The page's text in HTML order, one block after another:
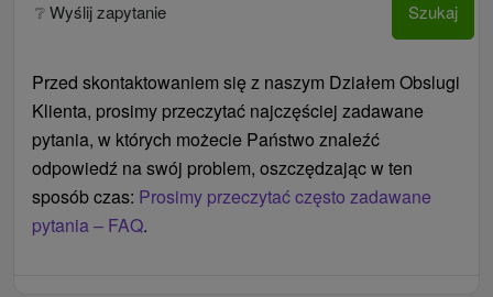
Aktualne informacje dotyczące pobytów
podczas pobytu
Ponowne otwarcie Hotelu Dukla: Legendarny,
zabytkowy hotel przeszedł gruntowną
rekonstrukcję. Po latach niszczenia ponownie
oferuje zakwaterowanie i odzyskuje swoją dawną
❔ Wyślij zapytanie Szukaj
Przed skontaktowaniem się z naszym Działem Obslugi
Klienta, prosimy przeczytać najczęściej zadawane
pytania, w których możecie Państwo znaleźć
odpowiedź na swój problem, oszczędzając w ten
sposób czas: Prosimy przeczytać często zadawane
pytania – FAQ.